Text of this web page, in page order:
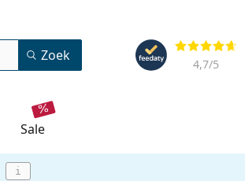
Beoordelingen
4,7/5
Zoek
sale
i